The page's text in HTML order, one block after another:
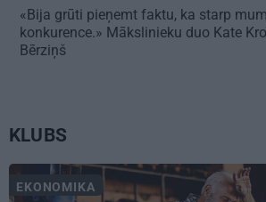
«Bija grūti pieņemt faktu, ka starp
konkurence.» Mākslinieku duo Kate
Bērziņš
KLUBS
EKONOMIKA